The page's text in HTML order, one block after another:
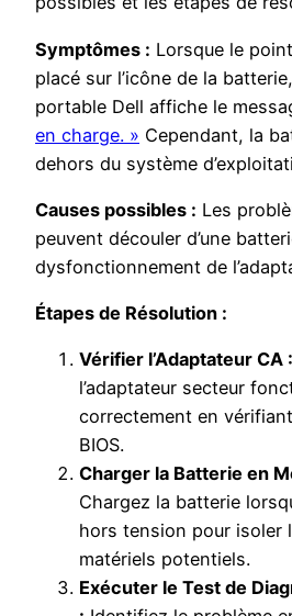
Symptômes : Lorsque le
placé sur l’icône de la
portable Dell affiche le
en charge. » Cependant, la
dehors du système
Causes possibles : Les
peuvent découler d’une
dysfonctionnement de
Étapes de Résolution :
Vérifier l’Adaptateur CA :
l’adaptateur secteur
correctement en
BIOS.
Charger la Batterie en
Chargez la batterie
hors tension pour isoler
matériels potentiels.
Exécuter le Test de